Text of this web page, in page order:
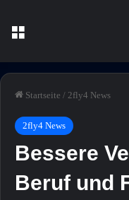
Startseite / 2fly4 News
2fly4 News
Bessere
Beruf und